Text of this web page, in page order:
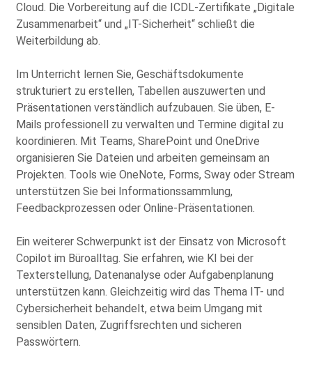
Cloud. Die Vorbereitung auf die ICDL-Zertifikate „Digitale
Zusammenarbeit“ und „IT-Sicherheit“ schließt die
Weiterbildung ab.
Im Unterricht lernen Sie, Geschäftsdokumente
strukturiert zu erstellen, Tabellen auszuwerten und
Präsentationen verständlich aufzubauen. Sie üben, E-
Mails professionell zu verwalten und Termine digital zu
koordinieren. Mit Teams, SharePoint und OneDrive
organisieren Sie Dateien und arbeiten gemeinsam an
Projekten. Tools wie OneNote, Forms, Sway oder Stream
unterstützen Sie bei Informationssammlung,
Feedbackprozessen oder Online-Präsentationen.
Ein weiterer Schwerpunkt ist der Einsatz von Microsoft
Copilot im Büroalltag. Sie erfahren, wie KI bei der
Texterstellung, Datenanalyse oder Aufgabenplanung
unterstützen kann. Gleichzeitig wird das Thema IT- und
Cybersicherheit behandelt, etwa beim Umgang mit
sensiblen Daten, Zugriffsrechten und sicheren
Passwörtern.
und stimme der elektronischen Erhebung und Speicherung
meiner Anfrage zu. Bitte beachten Sie: Diese Einwilligung
können Sie per E-Mail an info@comhard.de jederzeit für die
Zukunft widerrufen.
Diese Website ist durch reCAPTCHA geschützt und es gelten die
Datenschutzbestimmungen andNutzungsbedingungenvon
Google.